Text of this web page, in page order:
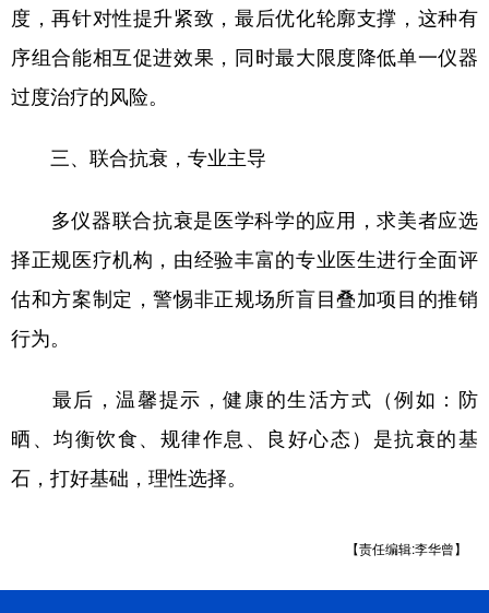
度，再针对性提升紧致，最后优化轮廓支撑，这种有
序组合能相互促进效果，同时最大限度降低单一仪器
过度治疗的风险。
三、联合抗衰，专业主导
多仪器联合抗衰是医学科学的应用，求美者应选
择正规医疗机构，由经验丰富的专业医生进行全面评
估和方案制定，警惕非正规场所盲目叠加项目的推销
行为。
最后，温馨提示，健康的生活方式（例如：防
晒、均衡饮食、规律作息、良好心态）是抗衰的基
石，打好基础，理性选择。
【责任编辑:李华曾】